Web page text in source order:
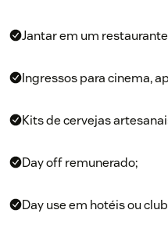
Jantar em um
Ingressos para cinema,
Kits de cervejas
Day off remunerado;
Day use em hotéis ou